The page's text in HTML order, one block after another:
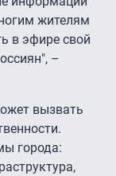
жителям
в эфире свой
–
вызвать
города: